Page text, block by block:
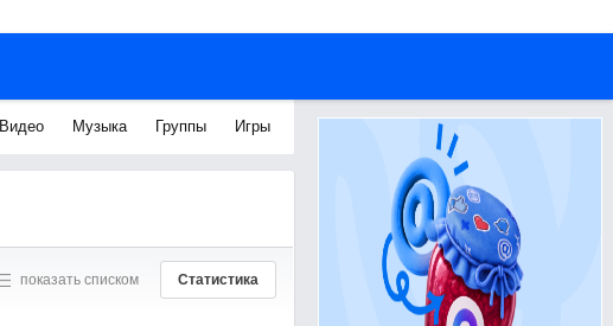
Видео Музыка Группы Игры
показать списком Статистика